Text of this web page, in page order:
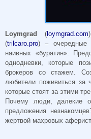
Loymgrad ( loymgrad.com
(trilcaro.pro) – очередные
наивных «буратин».
однодневки, которые
брокеров со стажем.
любители поживиться за
которые стоят за этими
Почему люди, далекие
предложения
жертвой махровых